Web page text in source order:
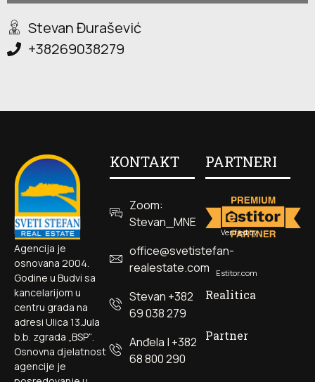
Stevan Đurašević
+38269038279
PARTNERI
Verified by
Estitor.com
Realitica
Partner
KONTAKT
Zoom:
Stevan_MNE
office@svetistefan-
realestate.com
Stevan +382
69 038 279
Anđela | +382
68 800 290
Agencija je
osnovana 2004.
Godine u Budvi sa
kancelarijom u
centru grada na
adresi Ulica 13.Jula
b.b. zgrada „BSP“.
Osnovna djelatnost
agencije je